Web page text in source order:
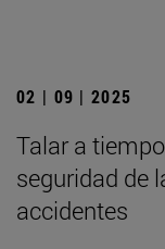
02 | 09 | 2025
Talar a
seguridad de
accidentes